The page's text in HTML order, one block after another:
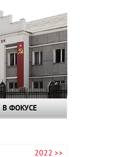
В ФОКУСЕ
2022 >>